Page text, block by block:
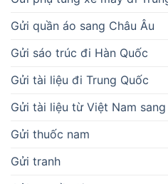
Gửi quần áo sang Châu Âu
Gửi sáo trúc đi Hàn Quốc
Gửi tài liệu đi Trung Quốc
Gửi tài liệu từ Việt Nam
Gửi thuốc nam
Gửi tranh